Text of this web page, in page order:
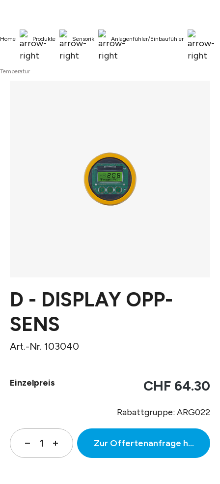
Home Produkte Sensorik Anlagenfühler/Einbaufühler
Temperatur
D - DISPLAY OPP-
SENS
Art.-Nr. 103040
Einzelpreis CHF 64.30
Rabattgruppe: ARG022
Zur Offertenanfrage